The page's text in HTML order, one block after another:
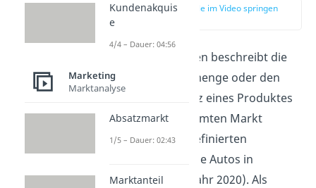
zur Stelle im Video springen
Das Marktvolumen beschreibt die
gesamte Absatzmenge oder den
gesamten Umsatz eines Produktes
auf einem bestimmten Markt
während eines definierten
Zeitraums (z.B. alle Autos in
Deutschland im Jahr 2020). Als
Kundenakquis
e
4/4 – Dauer: 04:56
Marketing
Marktanalyse
Absatzmarkt
1/5 – Dauer: 02:43
Marktanteil